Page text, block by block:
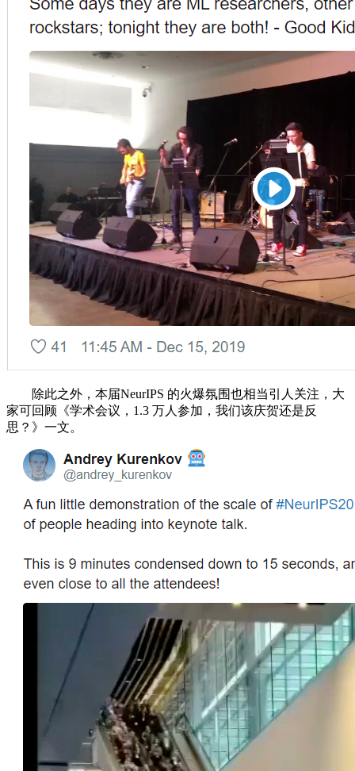
除此之外，本届NeurIPS 的火爆氛围也相当引人关注，大
家可回顾《学术会议，1.3 万人参加，我们该庆贺还是反
思？》一文。